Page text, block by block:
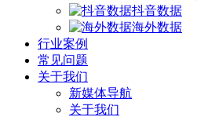
抖音数据
海外数据
行业案例
常见问题
关于我们
新媒体导航
关于我们